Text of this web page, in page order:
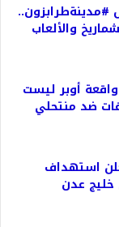
والألعاب
أوبر ليست
ضد منتحلي
استهداف
عدن